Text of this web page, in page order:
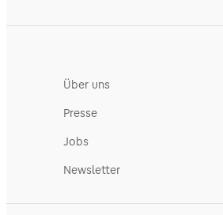
Über uns
Presse
Jobs
Newsletter